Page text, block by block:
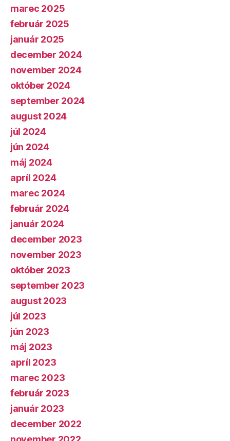
marec 2025
február 2025
január 2025
december 2024
november 2024
október 2024
september 2024
august 2024
júl 2024
jún 2024
máj 2024
apríl 2024
marec 2024
február 2024
január 2024
december 2023
november 2023
október 2023
september 2023
august 2023
júl 2023
jún 2023
máj 2023
apríl 2023
marec 2023
február 2023
január 2023
december 2022